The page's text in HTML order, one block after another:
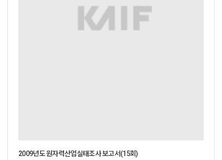
2009년도 원자력산업실태조사 보고서(15회)